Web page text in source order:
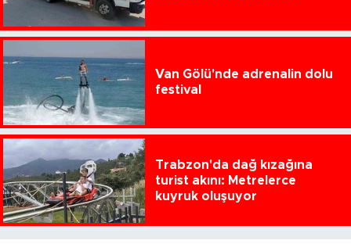
Van Gölü'nde adrenalin dolu
festival
Trabzon'da dağ kızağına
turist akını: Metrelerce
kuyruk oluşuyor